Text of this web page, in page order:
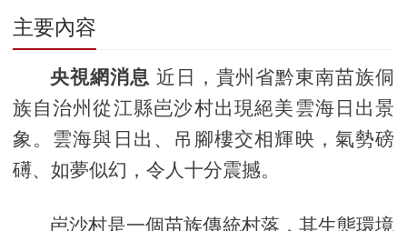
主要內容
央視網消息 近日，貴州省黔東南苗族侗
族自治州從江縣岜沙村出現絕美雲海日出景
象。雲海與日出、吊腳樓交相輝映，氣勢磅
礡、如夢似幻，令人十分震撼。
岜沙村是一個苗族傳統村落，其生態環境